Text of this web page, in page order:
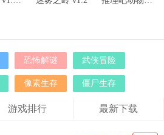
恐怖解谜 武侠冒险
像素生存 僵尸生存
游戏排行 最新下载